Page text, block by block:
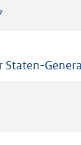
Staten-